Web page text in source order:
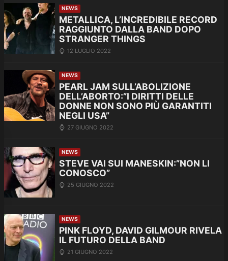
NEWS
METALLICA, L’INCREDIBILE RECORD
RAGGIUNTO DALLA BAND DOPO
STRANGER THINGS
12 LUGLIO 2022
NEWS
PEARL JAM SULL’ABOLIZIONE
DELL’ABORTO:”I DIRITTI DELLE
DONNE NON SONO PIÙ GARANTITI
NEGLI USA”
27 GIUGNO 2022
NEWS
STEVE VAI SUI MANESKIN:”NON LI
CONOSCO”
25 GIUGNO 2022
NEWS
PINK FLOYD, DAVID GILMOUR RIVELA
IL FUTURO DELLA BAND
21 GIUGNO 2022